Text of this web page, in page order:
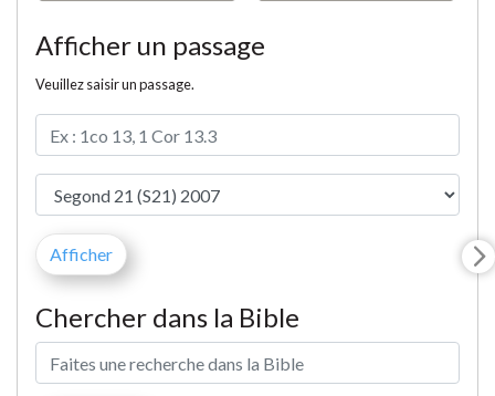
Afficher un passage
Veuillez saisir un passage.
Chercher dans la Bible